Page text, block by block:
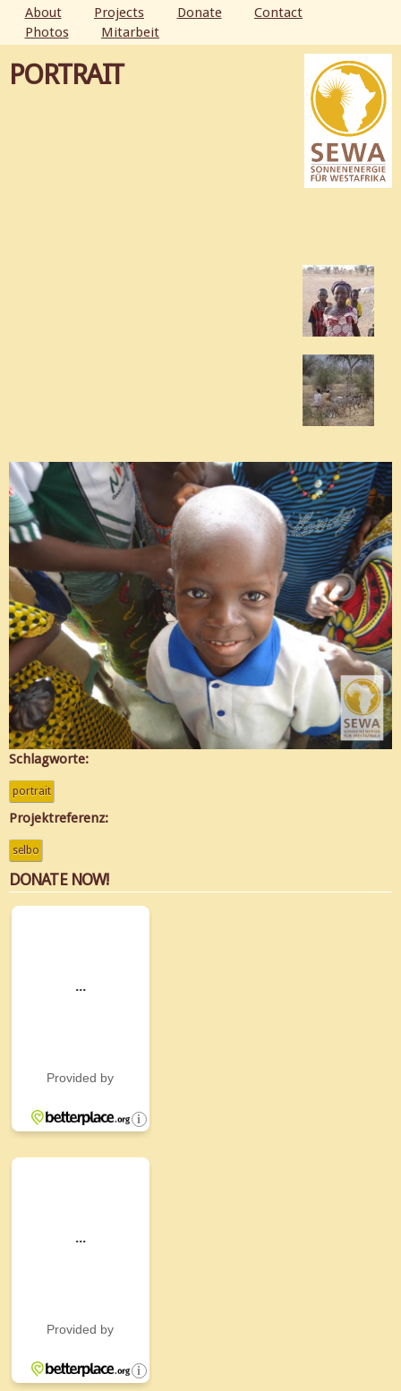
Skip to
main
content
MAIN MENU
About Projects Donate
Contact
Photos
Mitarbeit
PORTRAIT
Schlagworte:
portrait
Projektreferenz:
selbo
DONATE NOW!